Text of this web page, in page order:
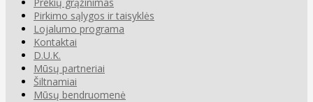
Pirkimo sąlygos ir taisyklės
Lojalumo programa
Kontaktai
D.U.K.
Mūsų partneriai
Šiltnamiai
Mūsų bendruomenė